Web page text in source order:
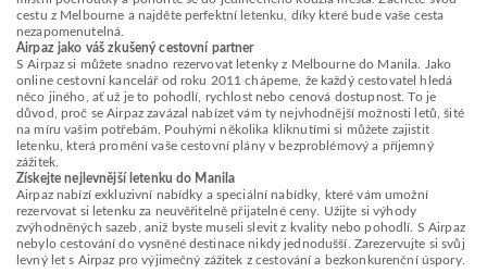
cestu z Melbourne a najděte perfektní letenku, díky které bude vaše cesta
nezapomenutelná.
Airpaz jako váš zkušený cestovní partner
S Airpaz si můžete snadno rezervovat letenky z Melbourne do Manila. Jako
online cestovní kancelář od roku 2011 chápeme, že každý cestovatel hledá
něco jiného, ať už je to pohodlí, rychlost nebo cenová dostupnost. To je
důvod, proč se Airpaz zavázal nabízet vám ty nejvhodnější možnosti letů, šité
na míru vašim potřebám. Pouhými několika kliknutími si můžete zajistit
letenku, která promění vaše cestovní plány v bezproblémový a příjemný
zážitek.
Získejte nejlevnější letenku do Manila
Airpaz nabízí exkluzivní nabídky a speciální nabídky, které vám umožní
rezervovat si letenku za neuvěřitelně přijatelné ceny. Užijte si výhody
zvýhodněných sazeb, aniž byste museli slevit z kvality nebo pohodlí. S Airpaz
nebylo cestování do vysněné destinace nikdy jednodušší. Zarezervujte si svůj
levný let s Airpaz pro výjimečný zážitek z cestování a bezkonkurenční úspory.